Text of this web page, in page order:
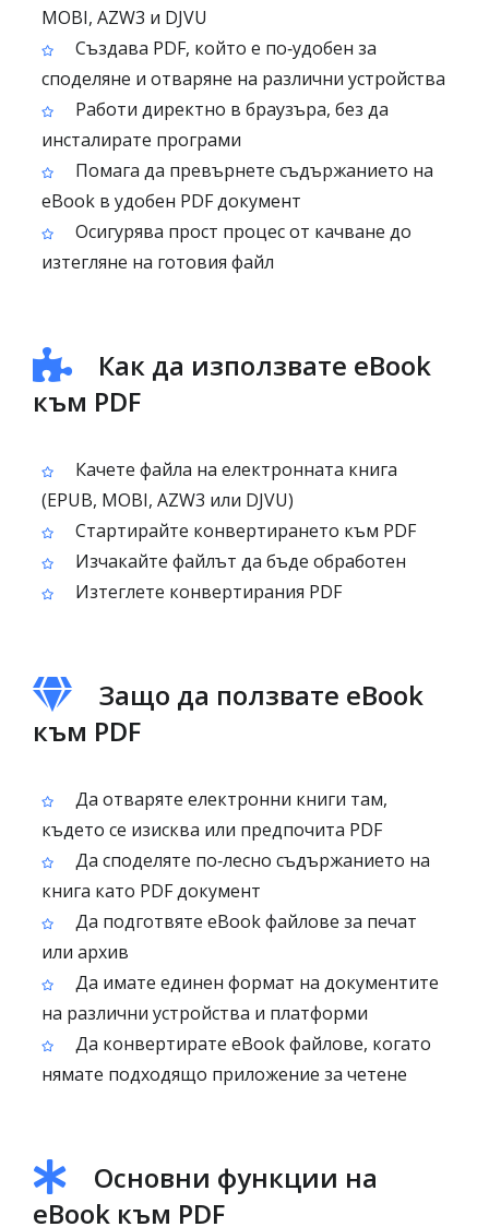
MOBI, AZW3 и DJVU
Създава PDF, който е по‑удобен за
споделяне и отваряне на различни устройства
Работи директно в браузъра, без да
инсталирате програми
Помага да превърнете съдържанието на
eBook в удобен PDF документ
Осигурява прост процес от качване до
изтегляне на готовия файл
Как да използвате eBook
към PDF
Качете файла на електронната книга
(EPUB, MOBI, AZW3 или DJVU)
Стартирайте конвертирането към PDF
Изчакайте файлът да бъде обработен
Изтеглете конвертирания PDF
Защо да ползвате eBook
към PDF
Да отваряте електронни книги там,
където се изисква или предпочита PDF
Да споделяте по‑лесно съдържанието на
книга като PDF документ
Да подготвяте eBook файлове за печат
или архив
Да имате единен формат на документите
на различни устройства и платформи
Да конвертирате eBook файлове, когато
нямате подходящо приложение за четене
Основни функции на
eBook към PDF